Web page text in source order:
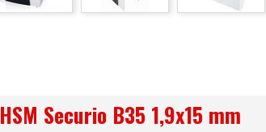
HSM Securio B35 1,9x15 mm